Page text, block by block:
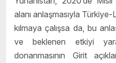
alanı anlaşmasıyla
kılmaya çalışsa da, bu
ve beklenen etkiyi
donanmasının Girit